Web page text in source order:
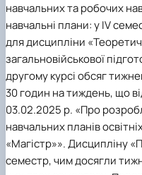
навчальних та робочих
навчальні плани: у IV
для дисципліни
загальновійськової
другому курсі обсяг
30 годин на тиждень, що
03.02.2025 р. «Про
навчальних планів
«Магістр»». Дисципліну
семестр, чим досягли